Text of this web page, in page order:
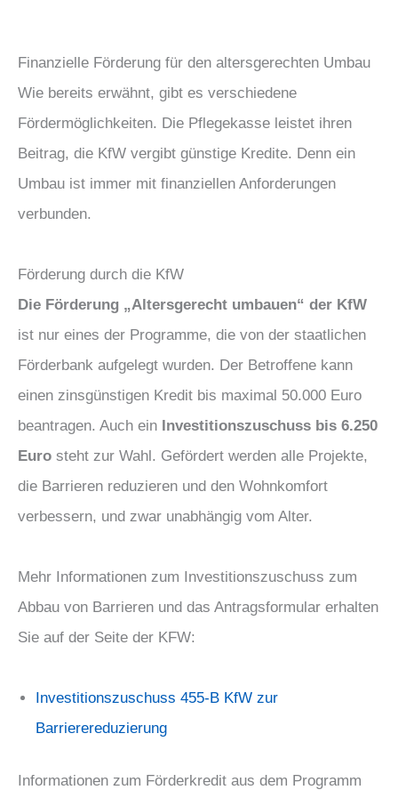
Finanzielle Förderung für den altersgerechten Umbau
Wie bereits erwähnt, gibt es verschiedene
Fördermöglichkeiten. Die Pflegekasse leistet ihren
Beitrag, die KfW vergibt günstige Kredite. Denn ein
Umbau ist immer mit finanziellen Anforderungen
verbunden.
Förderung durch die KfW
Die Förderung „Altersgerecht umbauen“ der KfW
ist nur eines der Programme, die von der staatlichen
Förderbank aufgelegt wurden. Der Betroffene kann
einen zinsgünstigen Kredit bis maximal 50.000 Euro
beantragen. Auch ein Investitionszuschuss bis 6.250
Euro steht zur Wahl. Gefördert werden alle Projekte,
die Barrieren reduzieren und den Wohnkomfort
verbessern, und zwar unabhängig vom Alter.
Mehr Informationen zum Investitionszuschuss zum
Abbau von Barrieren und das Antragsformular erhalten
Sie auf der Seite der KFW:
Investitionszuschuss 455-B KfW zur
Barrierereduzierung
Informationen zum Förderkredit aus dem Programm